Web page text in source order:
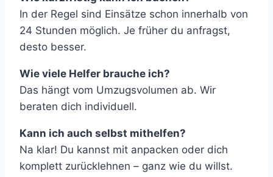
In der Regel sind Einsätze schon innerhalb von
24 Stunden möglich. Je früher du anfragst,
desto besser.
Wie viele Helfer brauche ich?
Das hängt vom Umzugsvolumen ab. Wir
beraten dich individuell.
Kann ich auch selbst mithelfen?
Na klar! Du kannst mit anpacken oder dich
komplett zurücklehnen – ganz wie du willst.